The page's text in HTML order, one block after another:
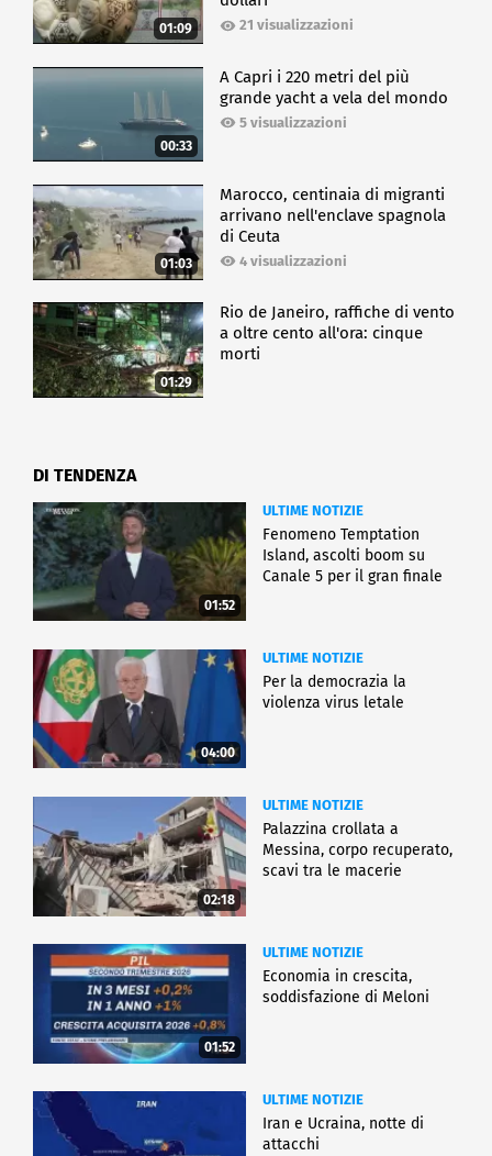
01:09 21 visualizzazioni
00:33
A Capri i 220 metri del più
grande yacht a vela del mondo
5 visualizzazioni
01:03
Marocco, centinaia di migranti
arrivano nell'enclave spagnola
di Ceuta
4 visualizzazioni
01:29
Rio de Janeiro, raffiche di vento
a oltre cento all'ora: cinque
morti
DI TENDENZA
01:52
ULTIME NOTIZIE
Fenomeno Temptation
Island, ascolti boom su
Canale 5 per il gran finale
04:00
ULTIME NOTIZIE
Per la democrazia la
violenza virus letale
02:18
ULTIME NOTIZIE
Palazzina crollata a
Messina, corpo recuperato,
scavi tra le macerie
01:52
ULTIME NOTIZIE
Economia in crescita,
soddisfazione di Meloni
ULTIME NOTIZIE
Iran e Ucraina, notte di
attacchi